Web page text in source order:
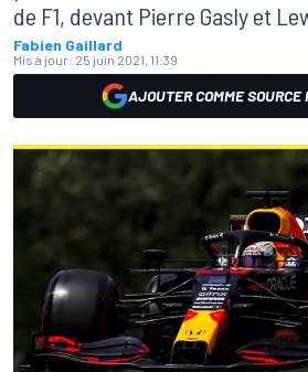
de F1, devant Pierre Gasly et
Fabien Gaillard
Mis à jour: 25 juin 2021, 11:39
AJOUTER COMME SOURCE